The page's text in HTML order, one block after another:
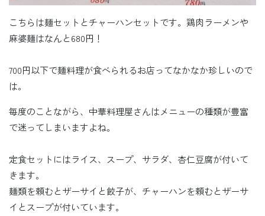
こちらは麺セットとチャーハンセットです。鶏肉ラーメンや
麻婆麺はなんと680円！
700円以下で麺料理が食べられるお店ってなかなか珍しいので
は。
毎度のことながら、中華料理屋さんはメニューの種類が豊富
で迷ってしまいますよね。
定食セットにはライス、スープ、サラダ、杏仁豆腐が付いて
きます。
麺類を頼むとザーサイと餃子が、チャーハンを頼むとザーサ
イとスープが付いています。